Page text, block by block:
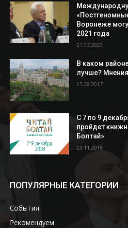
Воронеже
2021 года
21.07.2020
В каком
лучше?
25.08.2017
С 7 по 9
пройдет
Болтай»
23.11.2018
ПОПУЛЯРНЫЕ КАТЕГОРИИ
События
Рекомендуем